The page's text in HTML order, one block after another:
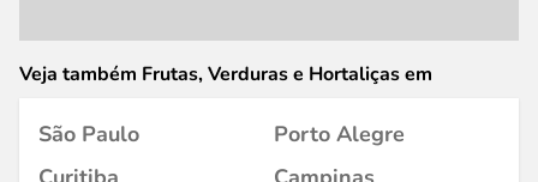
Veja também Frutas, Verduras e Hortaliças em
São Paulo
Porto Alegre